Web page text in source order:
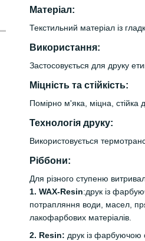
Матеріал:
Текстильний матеріал із
Використання:
Застосовується для друку
Міцність та стійкість:
Помірно м'яка, міцна, стійка
Технологія друку:
Використовується
Ріббони:
Для різного ступеню
1. WAX-Resin:друк із
потрапляння води, масел,
лакофарбових матеріалів.
2. Resin: друк із фарбуючою